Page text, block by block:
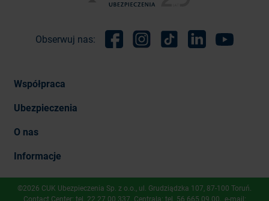
Obserwuj nas:
Współpraca
Ubezpieczenia
O nas
Informacje
©2026 CUK Ubezpieczenia Sp. z o.o., ​ul. Grudziądzka 107, 87-100 Toruń.
Contact Center: tel. 22 27 00 337 . Centrala: tel. 56 665 09 00 , e-mail: